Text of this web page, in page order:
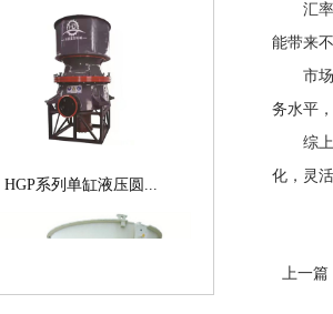
汇率波
能带来
市场竞
务水平
综上
化，灵
上一